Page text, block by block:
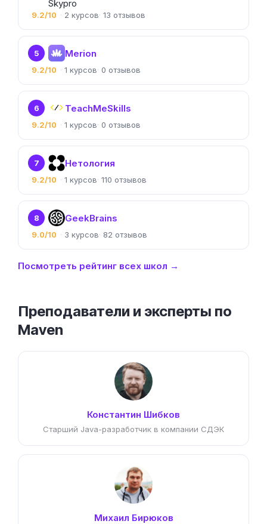
9.2/10 2 13
5 Merion
9.2/10 1 0
6 TeachMeSkills
9.2/10 1 0
7 Нетология
9.2/10 1 110
8 GeekBrains
9.0/10 3 82
Посмотреть рейтинг всех школ →
Преподаватели и эксперты по
Maven
Константин Шибков
Старший Java-разработчик в компании СДЭК
Михаил Бирюков